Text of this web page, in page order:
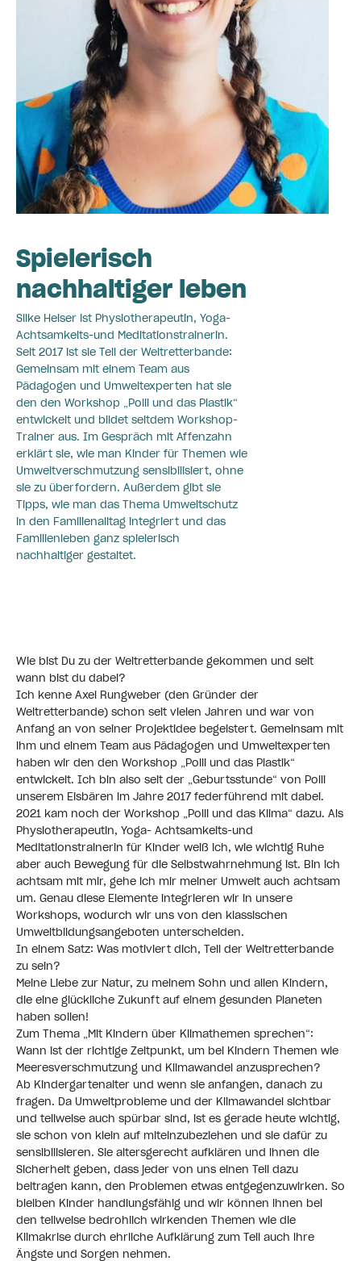
Spielerisch
nachhaltiger leben
Silke Heiser ist Physiotherapeutin, Yoga-
Achtsamkeits-und Meditationstrainerin.
Seit 2017 ist sie Teil der Weltretterbande:
Gemeinsam mit einem Team aus
Pädagogen und Umweltexperten hat sie
den den Workshop „Polli und das Plastik“
entwickelt und bildet seitdem Workshop-
Trainer aus. Im Gespräch mit Affenzahn
erklärt sie, wie man Kinder für Themen wie
Umweltverschmutzung sensibilisiert, ohne
sie zu überfordern. Außerdem gibt sie
Tipps, wie man das Thema Umweltschutz
in den Familienalltag integriert und das
Familienleben ganz spielerisch
nachhaltiger gestaltet.
Wie bist Du zu der Weltretterbande gekommen und seit
wann bist du dabei?
Ich kenne Axel Rungweber (den Gründer der
Weltretterbande) schon seit vielen Jahren und war von
Anfang an von seiner Projektidee begeistert. Gemeinsam mit
ihm und einem Team aus Pädagogen und Umweltexperten
haben wir den den Workshop „Polli und das Plastik“
entwickelt. Ich bin also seit der „Geburtsstunde“ von Polli
unserem Eisbären im Jahre 2017 federführend mit dabei.
2021 kam noch der Workshop „Polli und das Klima“ dazu. Als
Physiotherapeutin, Yoga- Achtsamkeits-und
Meditationstrainerin für Kinder weiß ich, wie wichtig Ruhe
aber auch Bewegung für die Selbstwahrnehmung ist. Bin ich
achtsam mit mir, gehe ich mir meiner Umwelt auch achtsam
um. Genau diese Elemente integrieren wir in unsere
Workshops, wodurch wir uns von den klassischen
Umweltbildungsangeboten unterscheiden.
In einem Satz: Was motiviert dich, Teil der Weltretterbande
zu sein?
Meine Liebe zur Natur, zu meinem Sohn und allen Kindern,
die eine glückliche Zukunft auf einem gesunden Planeten
haben sollen!
Zum Thema „Mit Kindern über Klimathemen sprechen“:
Wann ist der richtige Zeitpunkt, um bei Kindern Themen wie
Meeresverschmutzung und Klimawandel anzusprechen?
Ab Kindergartenalter und wenn sie anfangen, danach zu
fragen. Da Umweltprobleme und der Klimawandel sichtbar
und teilweise auch spürbar sind, ist es gerade heute wichtig,
sie schon von klein auf miteinzubeziehen und sie dafür zu
sensibilisieren. Sie altersgerecht aufklären und ihnen die
Sicherheit geben, dass jeder von uns einen Teil dazu
beitragen kann, den Problemen etwas entgegenzuwirken. So
bleiben Kinder handlungsfähig und wir können ihnen bei
den teilweise bedrohlich wirkenden Themen wie die
Klimakrise durch ehrliche Aufklärung zum Teil auch ihre
Ängste und Sorgen nehmen.